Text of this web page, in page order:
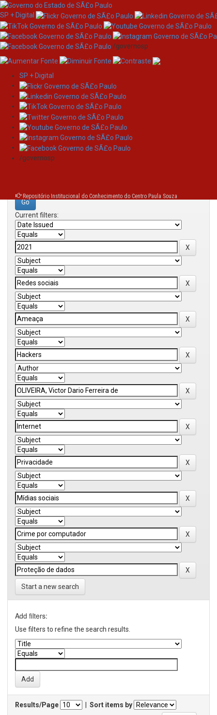
Skip
navigation
SP + Digital
/governosp
SP + Digital
/governosp
Repositório Institucional do Conhecimento do Centro Paula Souza
Search
Search:
Current filters:
Start a new search
Add filters:
Use filters to refine the search results.
Results/Page
Sort items by